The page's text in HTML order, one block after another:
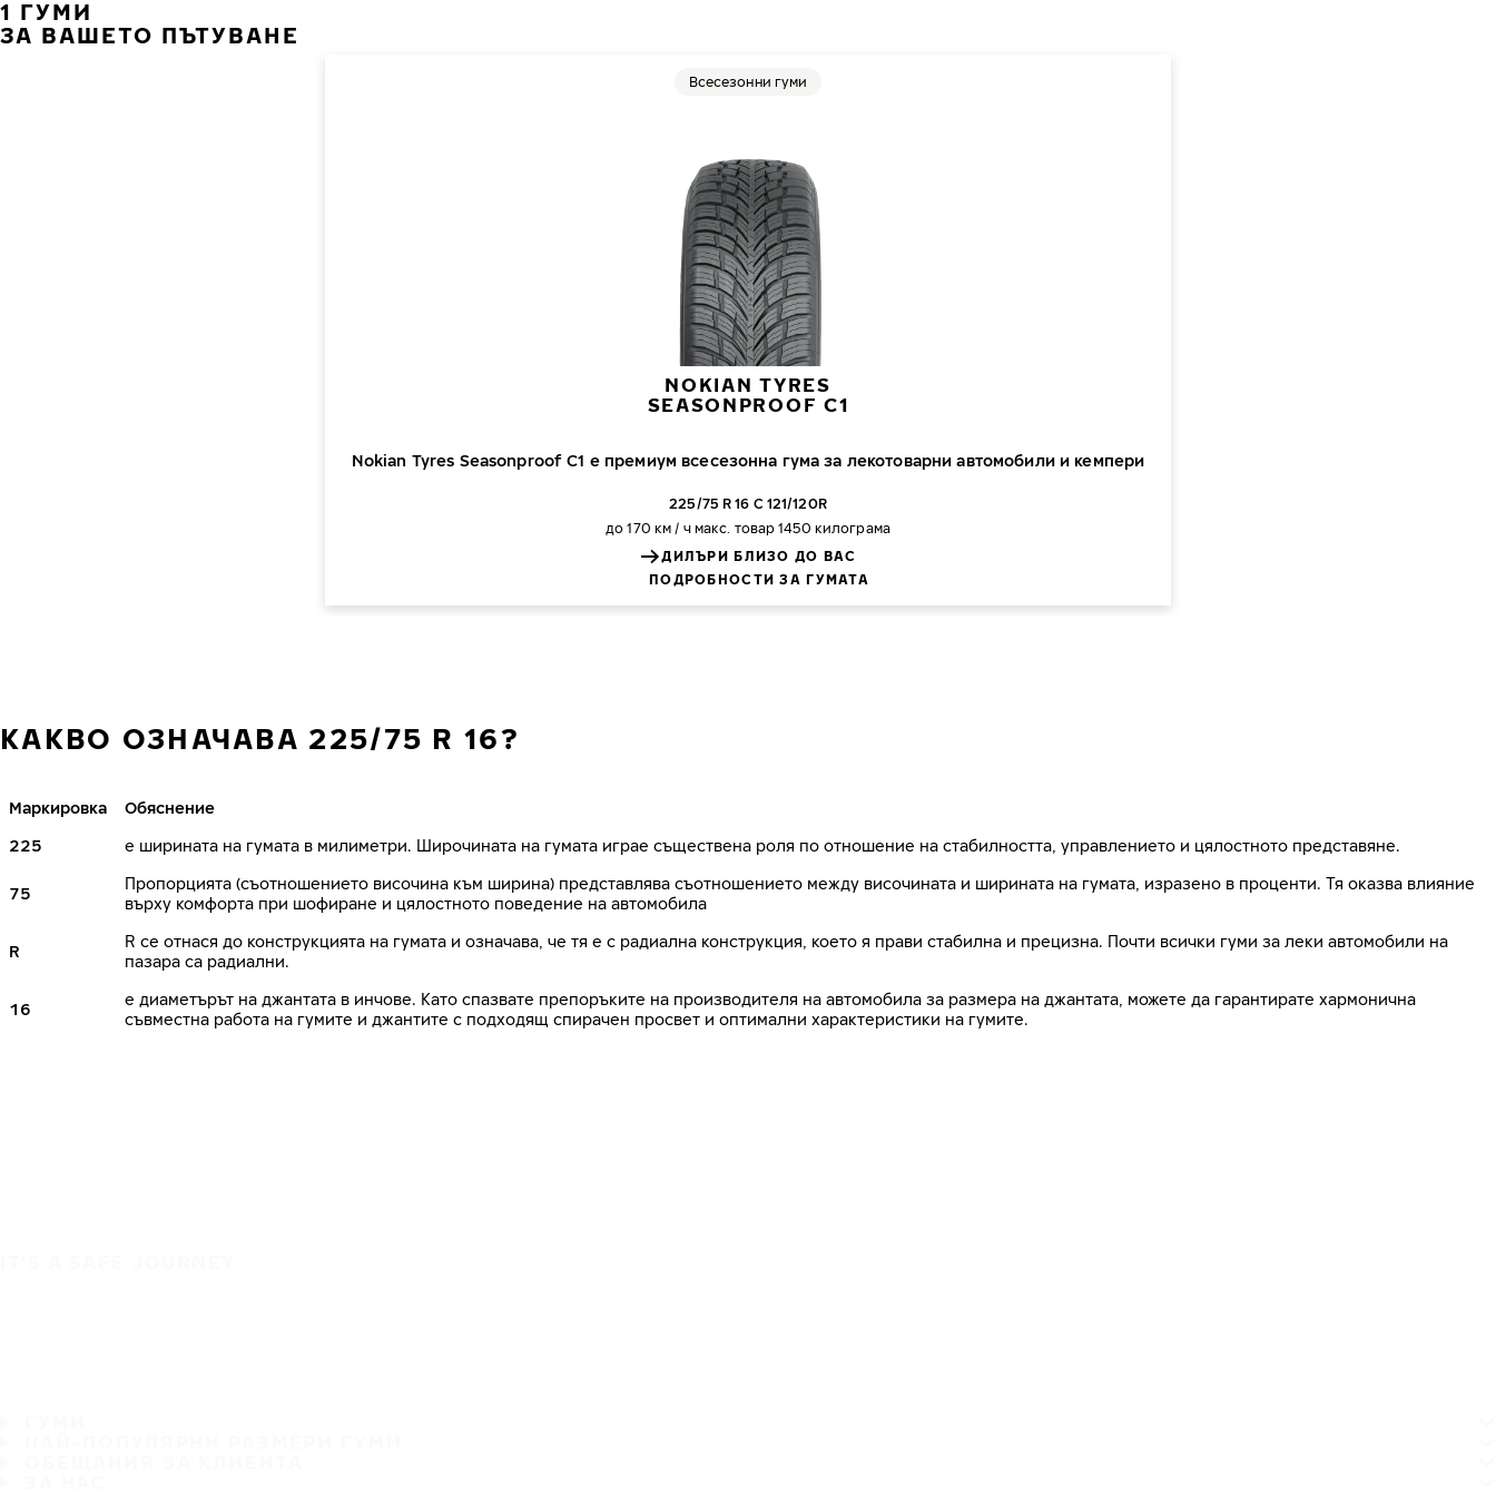
1 ГУМИ
ЗА ВАШЕТО ПЪТУВАНЕ
NOKIAN TYRES
SEASONPROOF C1
Nokian Tyres Seasonproof C1 е премиум всесезонна гума за лекотоварни автомобили и кемпери
Всесезонни гуми
225/75 R 16 C 121/120R
до 170 км / ч макс. товар 1450 килограма
ДИЛЪРИ БЛИЗО ДО ВАС
ПОДРОБНОСТИ ЗА ГУМАТА
КАКВО ОЗНАЧАВА 225/75 R 16?
Маркировка
Обяснение
225
е ширината на гумата в милиметри. Широчината на гумата играе съществена роля по отношение на стабилността, управлението и цялостното представяне.
75
Пропорцията (съотношението височина към ширина) представлява съотношението между височината и ширината на гумата, изразено в проценти. Тя оказва влияние
върху комфорта при шофиране и цялостното поведение на автомобила
R
R се отнася до конструкцията на гумата и означава, че тя е с радиална конструкция, което я прави стабилна и прецизна. Почти всички гуми за леки автомобили на
пазара са радиални.
16
е диаметърът на джантата в инчове. Като спазвате препоръките на производителя на автомобила за размера на джантата, можете да гарантирате хармонична
съвместна работа на гумите и джантите с подходящ спирачен просвет и оптимални характеристики на гумите.